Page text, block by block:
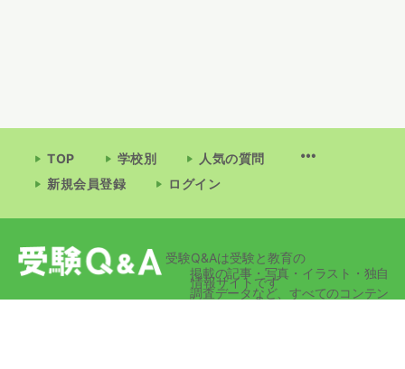
TOP 学校別
人気の質問
新規会員登録
ログイン
受験Q&Aは受験と教育の
情報サイトです
掲載の記事・写真・イラスト・独自
調査データなど、すべてのコンテン